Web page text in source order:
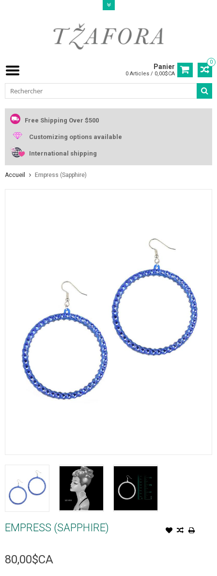
0
Panier
0 Articles / 0,00$CA
Free Shipping Over $500
Customizing options available
International shipping
Accueil Empress (Sapphire)
EMPRESS (SAPPHIRE)
80,00$CA